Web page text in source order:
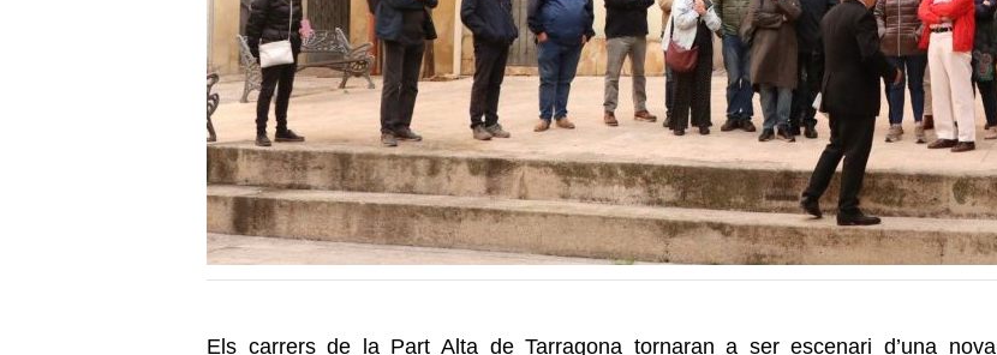
Els carrers de la Part Alta de Tarragona tornaran a ser escenari d’una nova